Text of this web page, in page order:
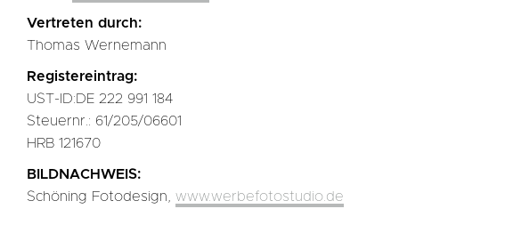
Vertreten durch:
Thomas Wernemann
Registereintrag:
UST-ID:DE 222 991 184
Steuernr.: 61/205/06601
HRB 121670
BILDNACHWEIS:
Schöning Fotodesign, www.werbefotostudio.de